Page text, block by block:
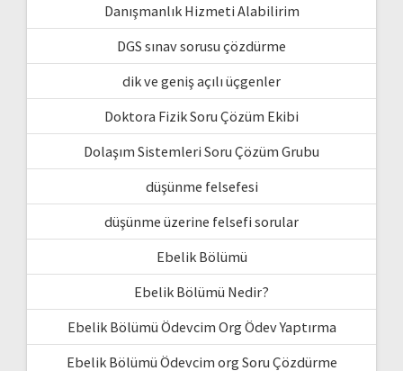
Danışmanlık Hizmeti Alabilirim
DGS sınav sorusu çözdürme
dik ve geniş açılı üçgenler
Doktora Fizik Soru Çözüm Ekibi
Dolaşım Sistemleri Soru Çözüm Grubu
düşünme felsefesi
düşünme üzerine felsefi sorular
Ebelik Bölümü
Ebelik Bölümü Nedir?
Ebelik Bölümü Ödevcim Org Ödev Yaptırma
Ebelik Bölümü Ödevcim org Soru Çözdürme